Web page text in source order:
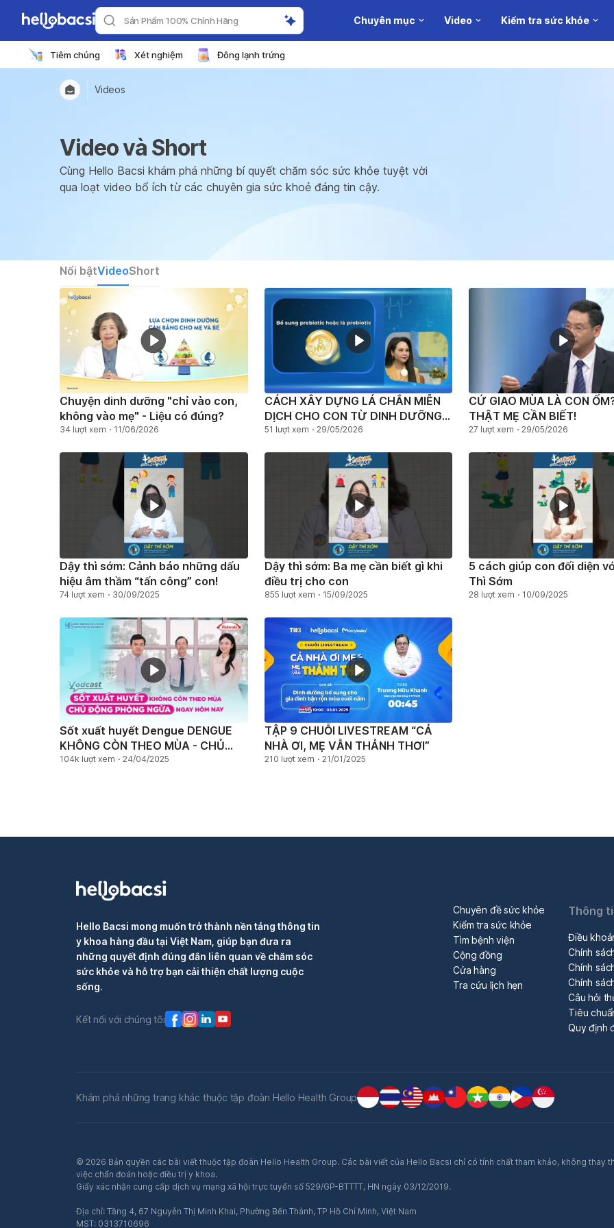
Sản Phẩm 100% Chính Hãng Chuyên mục Video Kiểm tra sức khỏe
Tiêm chủng Xét nghiệm Đông lạnh trứng
Videos
Video và Short
Cùng Hello Bacsi khám phá những bí quyết chăm sóc sức khỏe tuyệt vời
qua loạt video bổ ích từ các chuyên gia sức khoẻ đáng tin cậy.
Nổi bậtVideoShort
Chuyện dinh dưỡng "chỉ vào con,
không vào mẹ" - Liệu có đúng?
34 lượt xem 11/06/2026
CÁCH XÂY DỰNG LÁ CHẮN MIỄN
DỊCH CHO CON TỪ DINH DƯỠNG
HÀNG NGÀY
51 lượt xem 29/05/2026
CỨ GIAO MÙA LÀ CON
THẬT MẸ CẦN BIẾT!
27 lượt xem 29/05/2026
Dậy thì sớm: Cảnh báo những dấu
hiệu âm thầm “tấn công” con!
74 lượt xem 30/09/2025
Dậy thì sớm: Ba mẹ cần biết gì khi
điều trị cho con
855 lượt xem 15/09/2025
5 cách giúp con đối diện
Thì Sớm
28 lượt xem 10/09/2025
Sốt xuất huyết Dengue DENGUE
KHÔNG CÒN THEO MÙA - CHỦ
ĐỘNG PHÒNG NGỪA NGAY HÔM
104k lượt xem 24/04/2025
TẬP 9 CHUỖI LIVESTREAM “CẢ
NHÀ ƠI, MẸ VẪN THẢNH THƠI”
210 lượt xem 21/01/2025
Hello Bacsi mong muốn trở thành nền tảng thông tin
y khoa hàng đầu tại Việt Nam, giúp bạn đưa ra
những quyết định đúng đắn liên quan về chăm sóc
sức khỏe và hỗ trợ bạn cải thiện chất lượng cuộc
sống.
Kết nối với chúng tôi
Chuyên đề sức khỏe
Kiểm tra sức khỏe
Tìm bệnh viện
Cộng đồng
Cửa hàng
Tra cứu lịch hẹn
Thông
Điều
Chính
Chính
Chính
Câu hỏi
Tiêu
Quy định
Khám phá những trang khác thuộc tập đoàn Hello Health Group
© 2026 Bản quyền các bài viết thuộc tập đoàn Hello Health Group. Các bài viết của Hello Bacsi chỉ có tính chất tham khảo, không thay
việc chẩn đoán hoặc điều trị y khoa.
Giấy xác nhận cung cấp dịch vụ mạng xã hội trực tuyến số 529/GP-BTTTT, HN ngày 03/12/2019.
Địa chỉ: Tầng 4, 67 Nguyễn Thị Minh Khai, Phường Bến Thành, TP Hồ Chí Minh, Việt Nam
MST: 0313710696